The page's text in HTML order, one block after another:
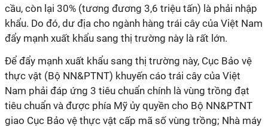
cầu, còn lại 30% (tương đương 3,6 triệu tấn) là phải nhập
khẩu. Do đó, dư địa cho ngành hàng trái cây của Việt Nam
đẩy mạnh xuất khẩu sang thị trường này là rất lớn.
Để đẩy mạnh xuất khẩu sang thị trường này, Cục Bảo vệ
thực vật (Bộ NN&PTNT) khuyến cáo trái cây của Việt
Nam phải đáp ứng 3 tiêu chuẩn chính là vùng trồng đạt
tiêu chuẩn và được phía Mỹ ủy quyền cho Bộ NN&PTNT
giao Cục Bảo vệ thực vật cấp mã số vùng trồng; Nhà máy